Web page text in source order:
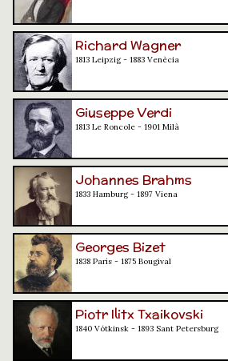
Richard Wagner
1813 Leipzig - 1883 Venècia
Giuseppe Verdi
1813 Le Roncole - 1901 Milà
Johannes Brahms
1833 Hamburg - 1897 Viena
Georges Bizet
1838 París - 1875 Bougival
Piotr Ilitx Txaikovski
1840 Vótkinsk - 1893 Sant Petersburg